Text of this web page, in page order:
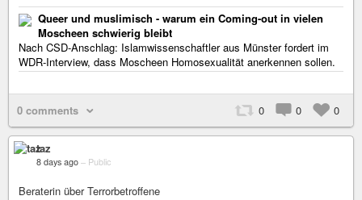
Queer und muslimisch - warum ein Coming-out in vielen
Moscheen schwierig bleibt
Nach CSD-Anschlag: Islamwissenschaftler aus Münster fordert im
WDR-Interview, dass Moscheen Homosexualität anerkennen sollen.
0 comments 0 0 0
taz
8 days ago – Public
Beraterin über Terrorbetroffene